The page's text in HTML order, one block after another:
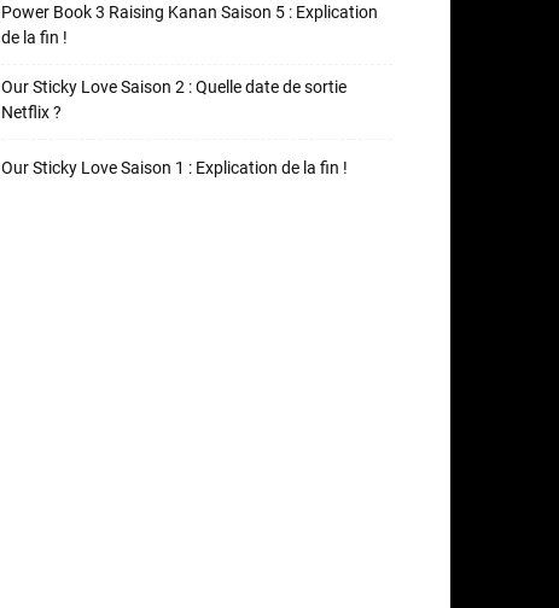
Power Book 3 Raising Kanan Saison 5 : Explication
de la fin !
Our Sticky Love Saison 2 : Quelle date de sortie
Netflix ?
Our Sticky Love Saison 1 : Explication de la fin !